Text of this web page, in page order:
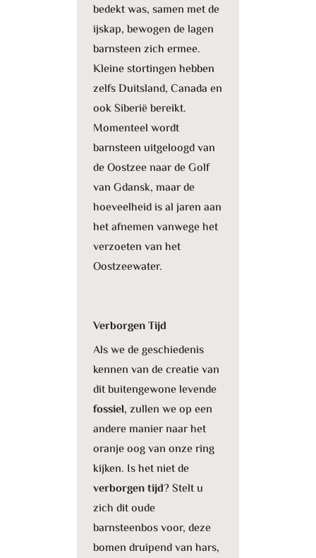
bedekt was, samen met de
ijskap, bewogen de lagen
barnsteen zich ermee.
Kleine stortingen hebben
zelfs Duitsland, Canada en
ook Siberië bereikt.
Momenteel wordt
barnsteen uitgeloogd van
de Oostzee naar de Golf
van Gdansk, maar de
hoeveelheid is al jaren aan
het afnemen vanwege het
verzoeten van het
Oostzeewater.
Verborgen Tijd
Als we de geschiedenis
kennen van de creatie van
dit buitengewone levende
fossiel, zullen we op een
andere manier naar het
oranje oog van onze ring
kijken. Is het niet de
verborgen tijd? Stelt u
zich dit oude
barnsteenbos voor, deze
bomen druipend van hars,